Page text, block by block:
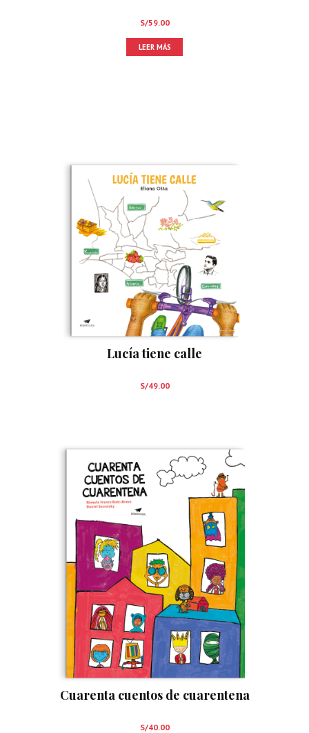
S/59.00
LEER MÁS
Lucía tiene calle
S/49.00
Cuarenta cuentos de cuarentena
S/40.00